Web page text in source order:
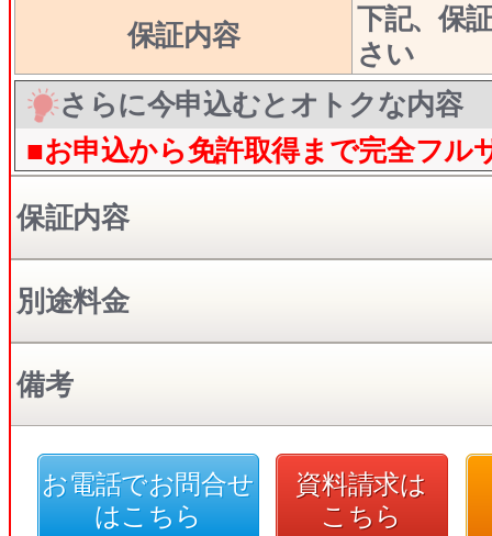
保証内容
下記、保
さい
さらに今申込むとオトクな内容
■お申込から免許取得まで完全フル
保証内容
別途料金
備考
お電話でお問合せ
はこちら
資料請求は
こちら